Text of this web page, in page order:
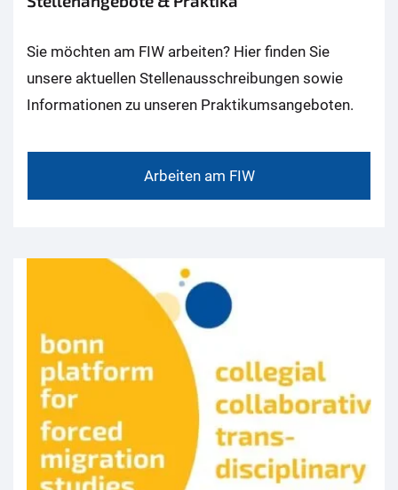
Sie möchten am FIW arbeiten? Hier finden Sie
unsere aktuellen Stellenausschreibungen sowie
Informationen zu unseren Praktikumsangeboten.
Arbeiten am FIW